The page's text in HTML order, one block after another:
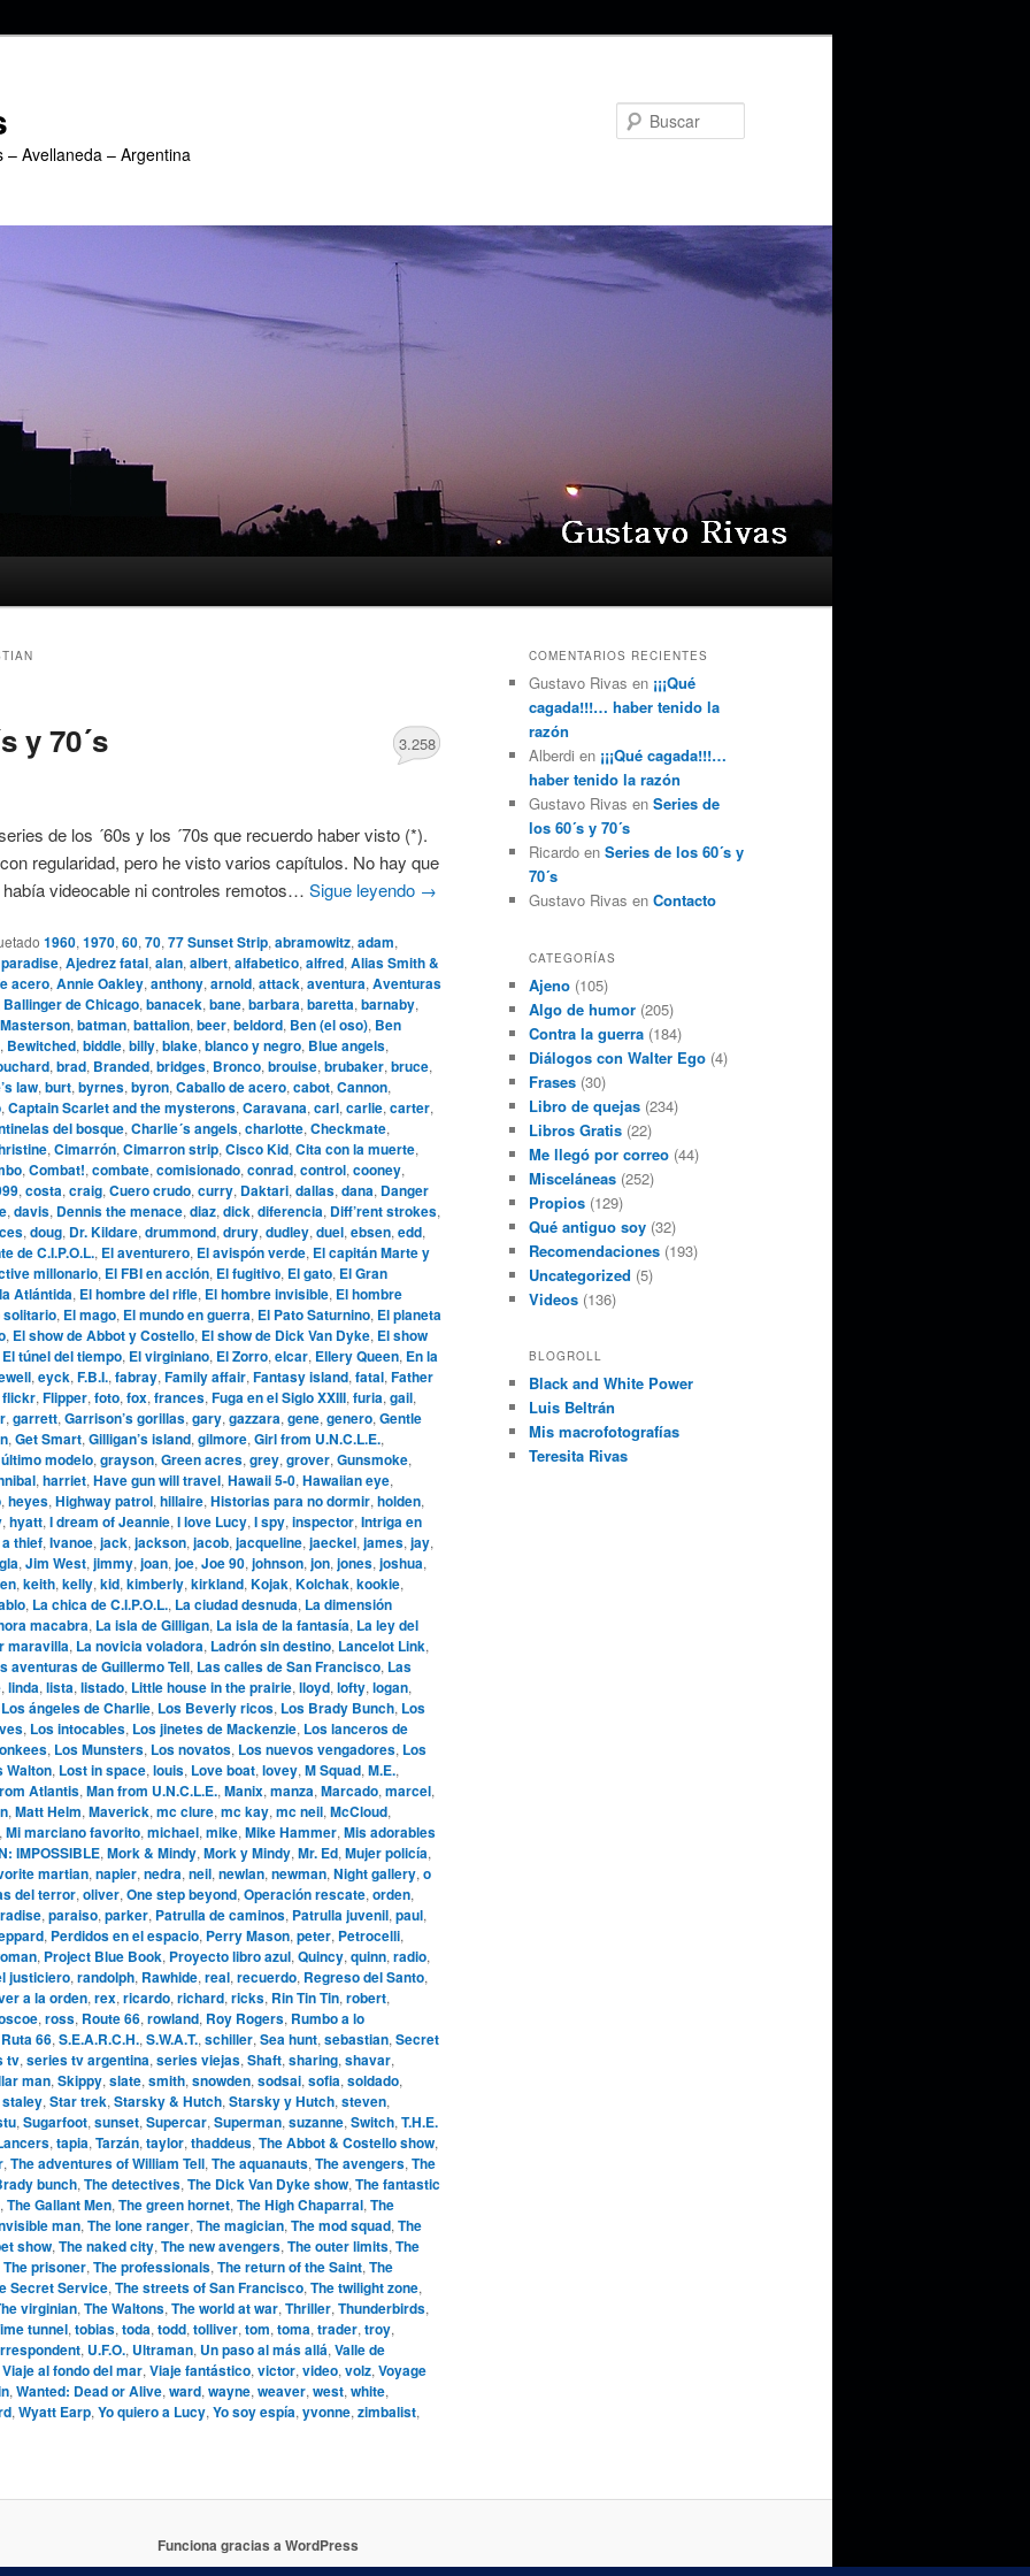
Avellaneda – Argentina
y 70´s 3.258
de los ´60s y los ´70s que recuerdo haber visto (*).
regularidad, pero he visto varios capítulos. No hay que
videocable ni controles remotos… Sigue leyendo →
1960, 1970, 60, 70, 77 Sunset Strip, abramowitz, adam,
, Ajedrez fatal, alan, albert, alfabetico, alfred, Alias Smith &
acero, Annie Oakley, anthony, arnold, attack, aventura, Aventuras
Ballinger de Chicago, banacek, bane, barbara, baretta, barnaby,
, batman, battalion, beer, beldord, Ben (el oso), Ben
, Bewitched, biddle, billy, blake, blanco y negro, Blue angels,
, brad, Branded, bridges, Bronco, brouise, brubaker, bruce,
law, burt, byrnes, byron, Caballo de acero, cabot, Cannon,
, Captain Scarlet and the mysterons, Caravana, carl, carlie, carter,
del bosque, Charlie´s angels, charlotte, Checkmate,
, Cimarrón, Cimarron strip, Cisco Kid, Cita con la muerte,
, Combat!, combate, comisionado, conrad, control, cooney,
, costa, craig, Cuero crudo, curry, Daktari, dallas, dana, Danger
, davis, Dennis the menace, diaz, dick, diferencia, Diff’rent strokes,
, doug, Dr. Kildare, drummond, drury, dudley, duel, ebsen, edd,
de C.I.P.O.L., El aventurero, El avispón verde, El capitán Marte y
millonario, El FBI en acción, El fugitivo, El gato, El Gran
Atlántida, El hombre del rifle, El hombre invisible, El hombre
solitario, El mago, El mundo en guerra, El Pato Saturnino, El planeta
, El show de Abbot y Costello, El show de Dick Van Dyke, El show
El túnel del tiempo, El virginiano, El Zorro, elcar, Ellery Queen, En la
, eyck, F.B.I., fabray, Family affair, Fantasy island, fatal, Father
flickr, Flipper, foto, fox, frances, Fuga en el Siglo XXIII, furia, gail,
, garrett, Garrison’s gorillas, gary, gazzara, gene, genero, Gentle
, Get Smart, Gilligan’s island, gilmore, Girl from U.N.C.L.E.,
modelo, grayson, Green acres, grey, grover, Gunsmoke,
, harriet, Have gun will travel, Hawaii 5-0, Hawaiian eye,
, heyes, Highway patrol, hillaire, Historias para no dormir, holden,
, hyatt, I dream of Jeannie, I love Lucy, I spy, inspector, Intriga en
thief, Ivanoe, jack, jackson, jacob, jacqueline, jaeckel, james, jay,
, Jim West, jimmy, joan, joe, Joe 90, johnson, jon, jones, joshua,
, keith, kelly, kid, kimberly, kirkland, Kojak, Kolchak, kookie,
, La chica de C.I.P.O.L., La ciudad desnuda, La dimensión
macabra, La isla de Gilligan, La isla de la fantasía, La ley del
maravilla, La novicia voladora, Ladrón sin destino, Lancelot Link,
aventuras de Guillermo Tell, Las calles de San Francisco, Las
, linda, lista, listado, Little house in the prairie, lloyd, lofty, logan,
Los ángeles de Charlie, Los Beverly ricos, Los Brady Bunch, Los
, Los intocables, Los jinetes de Mackenzie, Los lanceros de
, Los Munsters, Los novatos, Los nuevos vengadores, Los
Walton, Lost in space, louis, Love boat, lovey, M Squad, M.E.,
Atlantis, Man from U.N.C.L.E., Manix, manza, Marcado, marcel,
, Matt Helm, Maverick, mc clure, mc kay, mc neil, McCloud,
, Mi marciano favorito, michael, mike, Mike Hammer, Mis adorables
IMPOSSIBLE, Mork & Mindy, Mork y Mindy, Mr. Ed, Mujer policía,
martian, napier, nedra, neil, newlan, newman, Night gallery, o
del terror, oliver, One step beyond, Operación rescate, orden,
, paraiso, parker, Patrulla de caminos, Patrulla juvenil, paul,
, Perdidos en el espacio, Perry Mason, peter, Petrocelli,
, Project Blue Book, Proyecto libro azul, Quincy, quinn, radio,
justiciero, randolph, Rawhide, real, recuerdo, Regreso del Santo,
a la orden, rex, ricardo, richard, ricks, Rin Tin Tin, robert,
, ross, Route 66, rowland, Roy Rogers, Rumbo a lo
Ruta 66, S.E.A.R.C.H., S.W.A.T., schiller, Sea hunt, sebastian, Secret
tv, series tv argentina, series viejas, Shaft, sharing, shavar,
man, Skippy, slate, smith, snowden, sodsai, sofia, soldado,
staley, Star trek, Starsky & Hutch, Starsky y Hutch, steven,
, Sugarfoot, sunset, Supercar, Superman, suzanne, Switch, T.H.E.
, tapia, Tarzán, taylor, thaddeus, The Abbot & Costello show,
, The adventures of William Tell, The aquanauts, The avengers, The
bunch, The detectives, The Dick Van Dyke show, The fantastic
, The Gallant Men, The green hornet, The High Chaparral, The
man, The lone ranger, The magician, The mod squad, The
show, The naked city, The new avengers, The outer limits, The
The prisoner, The professionals, The return of the Saint, The
Secret Service, The streets of San Francisco, The twilight zone,
virginian, The Waltons, The world at war, Thriller, Thunderbirds,
tunnel, tobias, toda, todd, tolliver, tom, toma, trader, troy,
, U.F.O., Ultraman, Un paso al más allá, Valle de
Viaje al fondo del mar, Viaje fantástico, victor, video, volz, Voyage
, Wanted: Dead or Alive, ward, wayne, weaver, west, white,
, Wyatt Earp, Yo quiero a Lucy, Yo soy espía, yvonne, zimbalist,
COMENTARIOS RECIENTES
Gustavo Rivas en ¡¡¡Qué
cagada!!!… haber tenido la
razón
Alberdi en ¡¡¡Qué cagada!!!…
haber tenido la razón
Gustavo Rivas en Series de
los 60´s y 70´s
Ricardo en Series de los 60´s y
70´s
Gustavo Rivas en Contacto
CATEGORÍAS
Ajeno (105)
Algo de humor (205)
Contra la guerra (184)
Diálogos con Walter Ego (4)
Frases (30)
Libro de quejas (234)
Libros Gratis (22)
Me llegó por correo (44)
Misceláneas (252)
Propios (129)
Qué antiguo soy (32)
Recomendaciones (193)
Uncategorized (5)
Videos (136)
BLOGROLL
Black and White Power
Luis Beltrán
Mis macrofotografías
Teresita Rivas
Funciona gracias a WordPress